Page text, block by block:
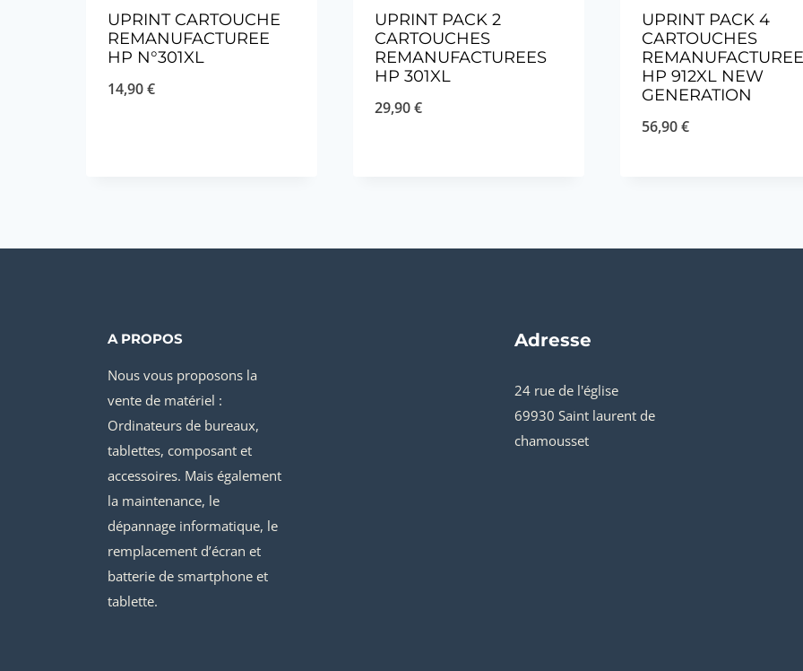
UPRINT CARTOUCHE
REMANUFACTUREE
HP N°301XL
14,90€
UPRINT PACK 2
CARTOUCHES
REMANUFACTUREES
HP 301XL
29,90€
UPRINT PACK 4
CARTOUCHES
HP 912XL NEW
GENERATION
56,90€
A PROPOS
Nous vous proposons la
vente de matériel :
Ordinateurs de bureaux,
tablettes, composant et
accessoires. Mais également
la maintenance, le
dépannage informatique, le
remplacement d’écran et
batterie de smartphone et
tablette.
Adresse
24 rue de l'église
69930 Saint laurent de
chamousset